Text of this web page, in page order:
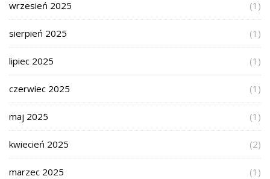
wrzesień 2025 (1)
sierpień 2025 (1)
lipiec 2025 (1)
czerwiec 2025 (1)
maj 2025 (1)
kwiecień 2025 (2)
marzec 2025 (1)